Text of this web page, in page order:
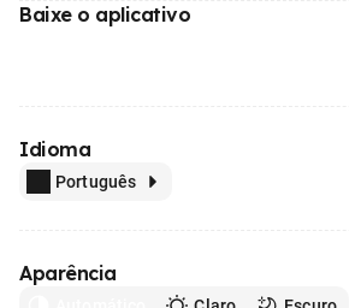
Baixe o aplicativo
Idioma
Português
Aparência